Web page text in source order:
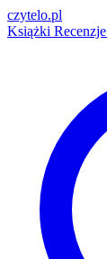
czytelo.pl
Książki Recenzje